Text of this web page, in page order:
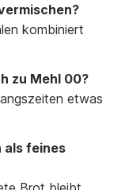
kombiniert
zu Mehl 00?
etwas
als feines